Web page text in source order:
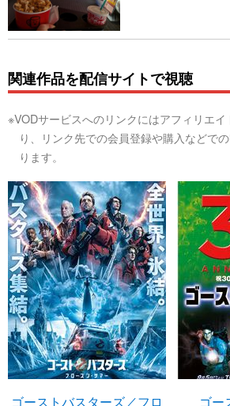
関連作品を配信サイトで視聴
※VODサービスへのリンクにはアフィリエ
り、リンク先での会員登録や購入などで
ります。
ゴーストバスターズ／フロ ゴー